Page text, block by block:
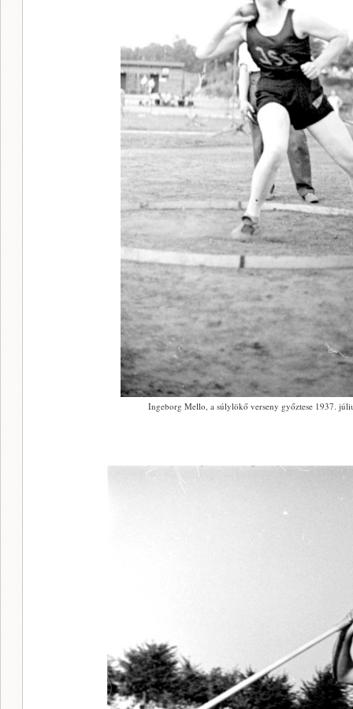
Ingeborg Mello, a súlylökő verseny győztese 1937.